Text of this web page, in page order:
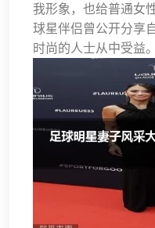
我形象，也给普通女
球星伴侣曾公开分享
时尚的人士从中受益。